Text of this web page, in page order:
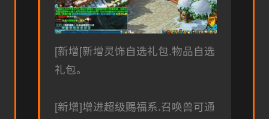
[新增[新增灵饰自选礼包.物品自选
礼包。
[新增]增进超级赐福系.召唤兽可通